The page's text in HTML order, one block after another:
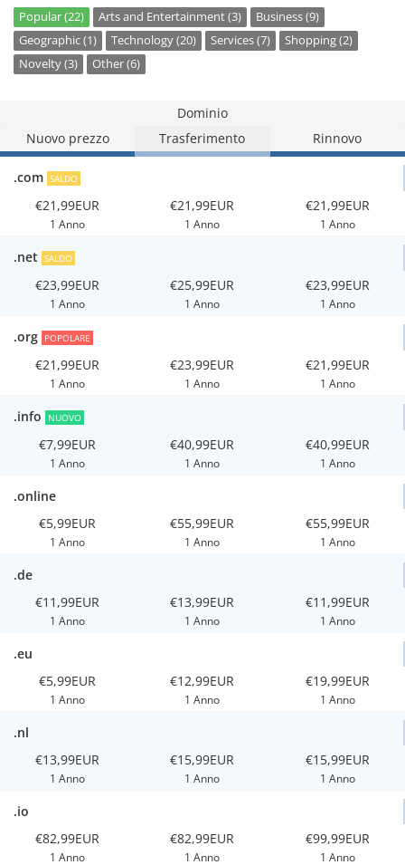
Popular (22) Arts and Entertainment (3)
Business (9)
Geographic (1)
Technology (20) Services (7)
Shopping (2)
Novelty (3)
Other (6)
Dominio
Nuovo prezzo
Trasferimento Rinnovo
.com SALDO
€21,99EUR
1 Anno
€21,99EUR
1 Anno
€21,99EUR
1 Anno
.net SALDO
€23,99EUR
1 Anno
€25,99EUR
1 Anno
€23,99EUR
1 Anno
.org POPOLARE
€21,99EUR
1 Anno
€23,99EUR
1 Anno
€21,99EUR
1 Anno
.info NUOVO
€7,99EUR
1 Anno
€40,99EUR
1 Anno
€40,99EUR
1 Anno
.online
€5,99EUR
1 Anno
€55,99EUR
1 Anno
€55,99EUR
1 Anno
.de
€11,99EUR
1 Anno
€13,99EUR
1 Anno
€11,99EUR
1 Anno
.eu
€5,99EUR
1 Anno
€12,99EUR
1 Anno
€19,99EUR
1 Anno
.nl
€13,99EUR
1 Anno
€15,99EUR
1 Anno
€15,99EUR
1 Anno
.io
€82,99EUR
1 Anno
€82,99EUR
1 Anno
€99,99EUR
1 Anno